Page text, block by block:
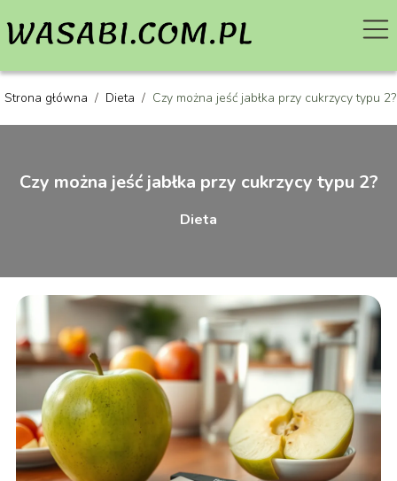
Strona główna / Dieta / Czy można jeść jabłka przy cukrzycy typu 2?
Czy można jeść jabłka przy cukrzycy typu 2?
Dieta